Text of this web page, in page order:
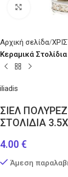
Κάντε κλικ
Αρχική σελίδα
Κεραμικά Στολίδια
iliadis
ΣΙΕΛ
ΣΤΟΛΙΔΙΑ
4.00 €
Άμεση